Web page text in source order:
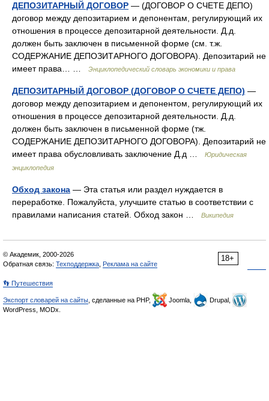
ДЕПОЗИТАРНЫЙ ДОГОВОР — (ДОГОВОР О СЧЕТЕ ДЕПО)
договор между депозитарием и депонентам, регулирующий их
отношения в процессе депозитарной деятельности. Д.д.
должен быть заключен в письменной форме (см. т.ж.
СОДЕРЖАНИЕ ДЕПОЗИТАРНОГО ДОГОВОРА). Депозитарий не
имеет права… …
Энциклопедический словарь экономики и права
ДЕПОЗИТАРНЫЙ ДОГОВОР (ДОГОВОР О СЧЕТЕ ДЕПО) —
договор между депозитарием и депонентом, регулирующий их
отношения в процессе депозитарной деятельности. Д.д.
должен быть заключен в письменной форме (тж.
СОДЕРЖАНИЕ ДЕПОЗИТАРНОГО ДОГОВОРА). Депозитарий не
имеет права обусловливать заключение Д.д …
Юридическая
энциклопедия
Обход закона — Эта статья или раздел нуждается в
переработке. Пожалуйста, улучшите статью в соответствии с
правилами написания статей. Обход закон …
Википедия
18+
© Академик, 2000-2026
Обратная связь: Техподдержка Реклама на сайте
👣 Путешествия
Экспорт словарей на сайты , сделанные на PHP, Joomla,
Drupal,
WordPress, MODx.